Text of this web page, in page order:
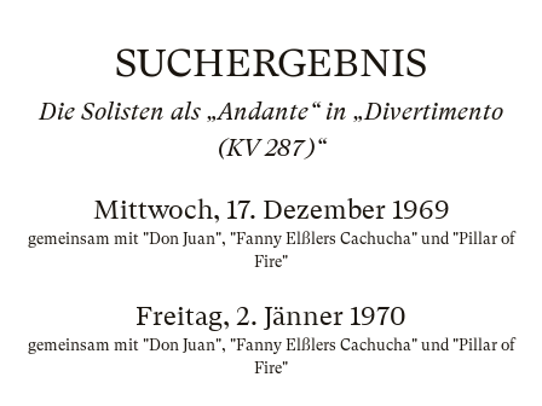
SUCHERGEBNIS
Die Solisten als „Andante“ in „Divertimento
(KV 287)“
Mittwoch, 17. Dezember 1969
gemeinsam mit "Don Juan", "Fanny Elßlers Cachucha" und "Pillar of
Fire"
Freitag, 2. Jänner 1970
gemeinsam mit "Don Juan", "Fanny Elßlers Cachucha" und "Pillar of
Fire"